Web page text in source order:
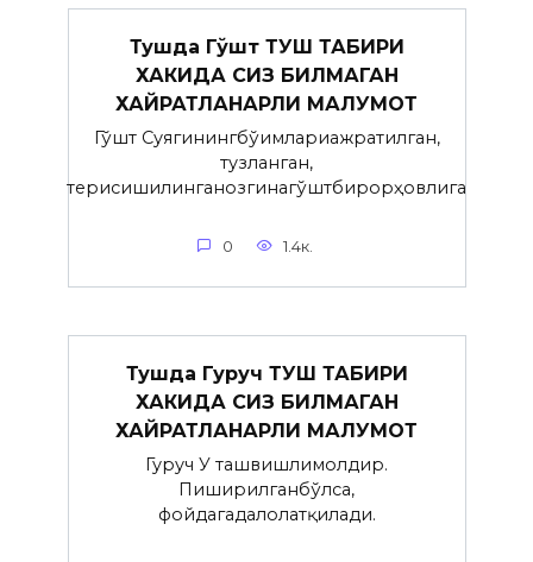
Тушда Гўшт ТУШ ТАБИРИ
ХАКИДА СИЗ БИЛМАГАН
ХАЙРАТЛАНАРЛИ МАЛУМОТ
Гўшт Суягинингбўғимлариажратилган,
тузланган,
терисишилинганозгинагўштбирорҳовлига
0 1.4к.
Тушда Гуруч ТУШ ТАБИРИ
ХАКИДА СИЗ БИЛМАГАН
ХАЙРАТЛАНАРЛИ МАЛУМОТ
Гуруч У ташвишлимолдир.
Пиширилганбўлса,
фойдагадалолатқилади.